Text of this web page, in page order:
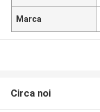
Marca
Circa noi